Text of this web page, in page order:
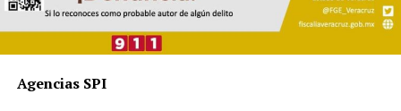
Agencias SPI